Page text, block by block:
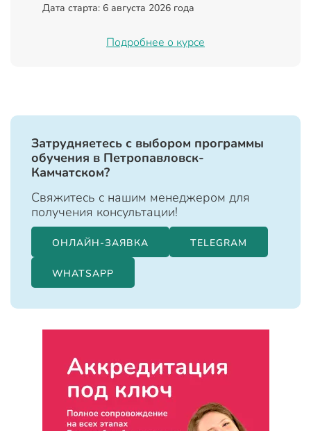
Дата старта: 6 августа 2026 года
Подробнее о курсе
Затрудняетесь с выбором программы
обучения в Петропавловск-
Камчатском?
Свяжитесь с нашим менеджером для
получения консультации!
ОНЛАЙН-ЗАЯВКА TELEGRAM
WHATSAPP